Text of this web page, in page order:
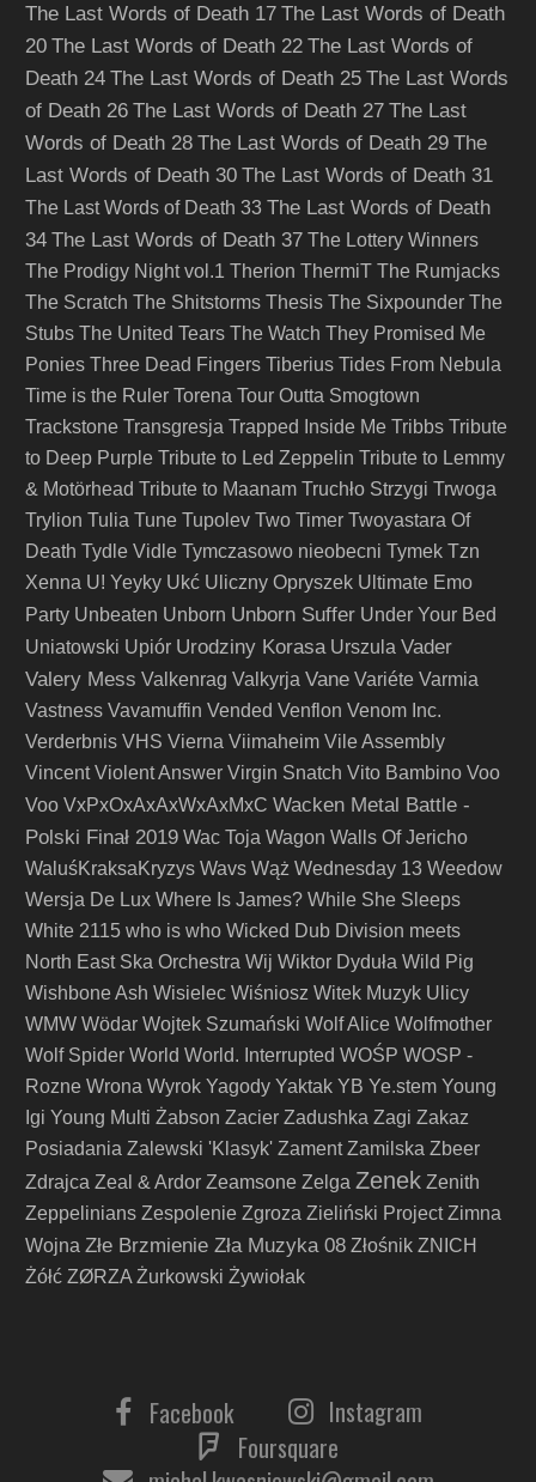
The Last Words of Death 17 The Last Words of Death
20 The Last Words of Death 22 The Last Words of
Death 24 The Last Words of Death 25 The Last Words
of Death 26 The Last Words of Death 27 The Last
Words of Death 28 The Last Words of Death 29 The
Last Words of Death 30 The Last Words of Death 31
The Last Words of Death 33 The Last Words of Death
34 The Last Words of Death 37 The Lottery Winners
The Prodigy Night vol.1 Therion ThermiT The Rumjacks
The Scratch The Shitstorms Thesis The Sixpounder The
Stubs The United Tears The Watch They Promised Me
Ponies Three Dead Fingers Tiberius Tides From Nebula
Time is the Ruler Torena Tour Outta Smogtown
Trackstone Transgresja Trapped Inside Me Tribbs Tribute
to Deep Purple Tribute to Led Zeppelin Tribute to Lemmy
& Motörhead Tribute to Maanam Truchło Strzygi Trwoga
Trylion Tulia Tune Tupolev Two Timer Twoyastara Of
Death Tydle Vidle Tymczasowo nieobecni Tymek Tzn
Xenna U! Yeyky Ukć Uliczny Opryszek Ultimate Emo
Party Unbeaten Unborn Unborn Suffer Under Your Bed
Uniatowski Upiór Urodziny Korasa Urszula Vader
Valery Mess Valkenrag Valkyrja Vane Variéte Varmia
Vastness Vavamuffin Vended Venflon Venom Inc.
Verderbnis VHS Vierna Viimaheim Vile Assembly
Vincent Violent Answer Virgin Snatch Vito Bambino Voo
Voo VxPxOxAxAxWxAxMxC Wacken Metal Battle -
Polski Finał 2019 Wac Toja Wagon Walls Of Jericho
WaluśKraksaKryzys Wavs Wąż Wednesday 13 Weedow
Wersja De Lux Where Is James? While She Sleeps
White 2115 who is who Wicked Dub Division meets
North East Ska Orchestra Wij Wiktor Dyduła Wild Pig
Wishbone Ash Wisielec Wiśniosz Witek Muzyk Ulicy
WMW Wödar Wojtek Szumański Wolf Alice Wolfmother
Wolf Spider World World. Interrupted WOŚP WOSP -
Rozne Wrona Wyrok Yagody Yaktak YB Ye.stem Young
Igi Young Multi Żabson Zacier Zadushka Zagi Zakaz
Posiadania Zalewski 'Klasyk' Zament Zamilska Zbeer
Zdrajca Zeal & Ardor Zeamsone Zelga Zenek Zenith
Zeppelinians Zespolenie Zgroza Zieliński Project Zimna
Wojna Złe Brzmienie Zła Muzyka 08 Złośnik ZNICH
Żółć ZØRZA Żurkowski Żywiołak
Facebook
Instagram
Foursquare